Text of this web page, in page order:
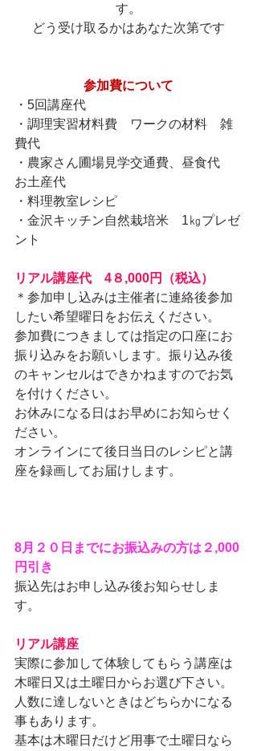
す。
どう受け取るかはあなた次第です
参加費について
・5回講座代
・調理実習材料費　ワークの材料　雑
費代
・農家さん圃場見学交通費、昼食代
お土産代
・料理教室レシピ
・金沢キッチン自然栽培米　1㎏プレゼ
ント
リアル講座代　4８,000円（税込）
＊参加申し込みは主催者に連絡後参加
したい希望曜日をお伝えください。
参加費につきましては指定の口座にお
振り込みをお願いします。振り込み後
のキャンセルはできかねますのでお気
を付けください。
お休みになる日はお早めにお知らせく
ださい。
オンラインにて後日当日のレシピと講
座を録画してお届けします。
8月２０日までにお振込みの方は２,000
円引き
振込先はお申し込み後お知らせしま
す。
リアル講座
実際に参加して体験してもらう講座は
木曜日又は土曜日からお選び下さい。
人数に達しないときはどちらかになる
事もあります。
基本は木曜日だけど用事で土曜日なら